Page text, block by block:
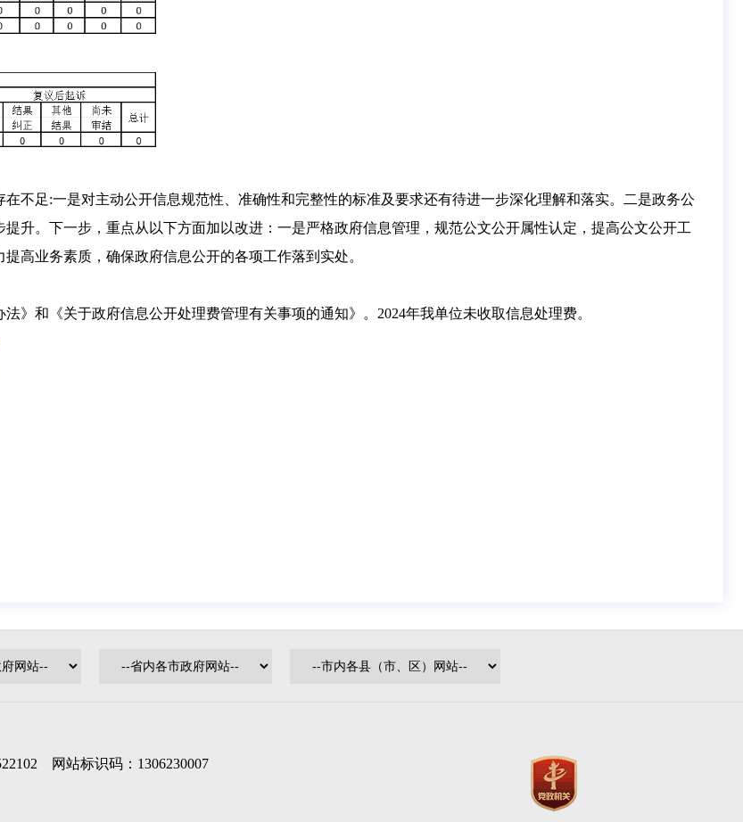
不足:一是对主动公开信息规范性、准确性和完整性的标准及要求还有待进一步深化理解和落实。二是政务公
升。下一步，重点从以下方面加以改进：一是严格政府信息管理，规范公文公开属性认定，提高公文公开工
高业务素质，确保政府信息公开的各项工作落到实处。
》和《关于政府信息公开处理费管理有关事项的通知》。2024年我单位未收取信息处理费。
网站标识码：1306230007